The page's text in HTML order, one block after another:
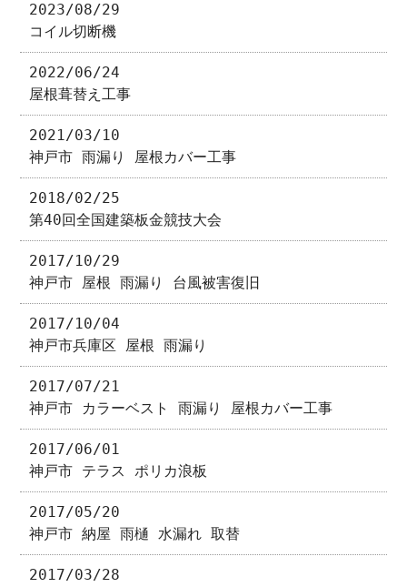
2023/08/29
コイル切断機
2022/06/24
屋根葺替え工事
2021/03/10
神戸市 雨漏り 屋根カバー工事
2018/02/25
第40回全国建築板金競技大会
2017/10/29
神戸市 屋根 雨漏り 台風被害復旧
2017/10/04
神戸市兵庫区 屋根 雨漏り
2017/07/21
神戸市 カラーベスト 雨漏り 屋根カバー工事
2017/06/01
神戸市 テラス ポリカ浪板
2017/05/20
神戸市 納屋 雨樋 水漏れ 取替
2017/03/28